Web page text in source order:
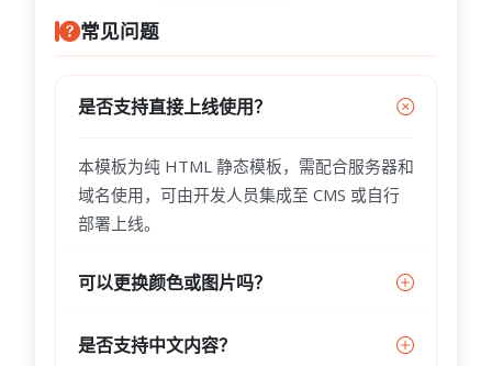
常见问题
是否支持直接上线使用？
本模板为纯 HTML 静态模板，需配合服务器和
域名使用，可由开发人员集成至 CMS 或自行
部署上线。
可以更换颜色或图片吗？
是否支持中文内容？